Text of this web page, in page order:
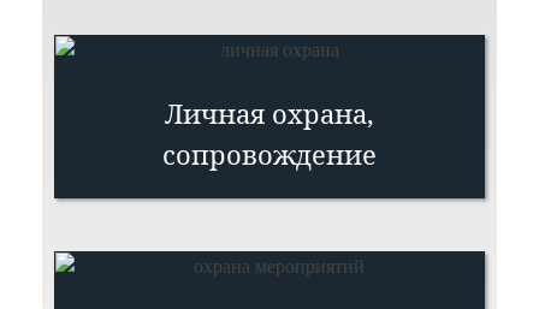
Личная охрана,
сопровождение